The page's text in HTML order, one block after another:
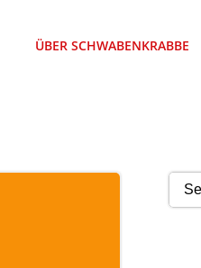
ÜBER SCHWABENKRABBE
Search
for: